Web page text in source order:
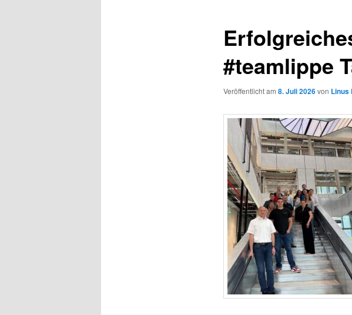
#teamlippe
Veröffentlicht am 8. Juli 2026von Linus